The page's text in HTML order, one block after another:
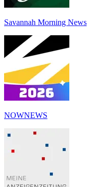
Savannah Morning News
NOWNEWS